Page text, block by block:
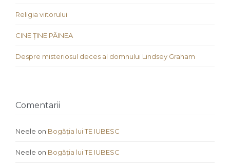
Religia viitorului
CINE ȚINE PÂINEA
Despre misteriosul deces al domnului Lindsey Graham
Comentarii
Neele on Bogăția lui TE IUBESC
Neele on Bogăția lui TE IUBESC